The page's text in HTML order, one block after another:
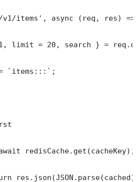
items', async (req, res) =>
limit = 20, search } =
= `items:::`;
redisCache.get(cacheKey);